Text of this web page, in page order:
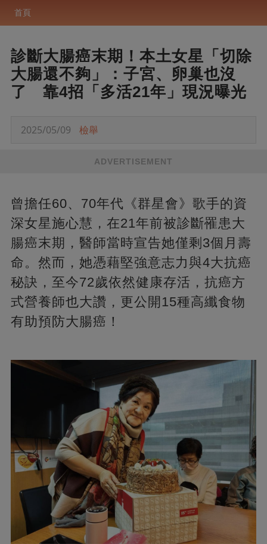
首頁
診斷大腸癌末期！本土女星「切除
大腸還不夠」：子宮、卵巢也沒
了 靠4招「多活21年」現況曝光
2025/05/09 檢舉
ADVERTISEMENT
曾擔任60、70年代《群星會》歌手的資
深女星施心慧，在21年前被診斷罹患大
腸癌末期，醫師當時宣告她僅剩3個月壽
命。然而，她憑藉堅強意志力與4大抗癌
秘訣，至今72歲依然健康存活，抗癌方
式營養師也大讚，更公開15種高纖食物
有助預防大腸癌！